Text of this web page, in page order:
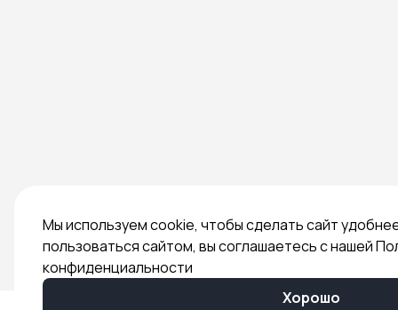
Мы используем cookie, чтобы сделать сайт
пользоваться сайтом, вы соглашаетесь с нашей
конфиденциальности
Хорошо